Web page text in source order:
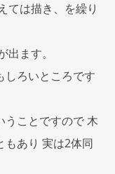
ては描き、を繰り
ます。
しろいところです
うことですので 木
もあり 実は2体同